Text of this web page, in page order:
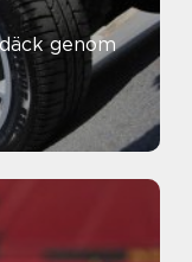
genom